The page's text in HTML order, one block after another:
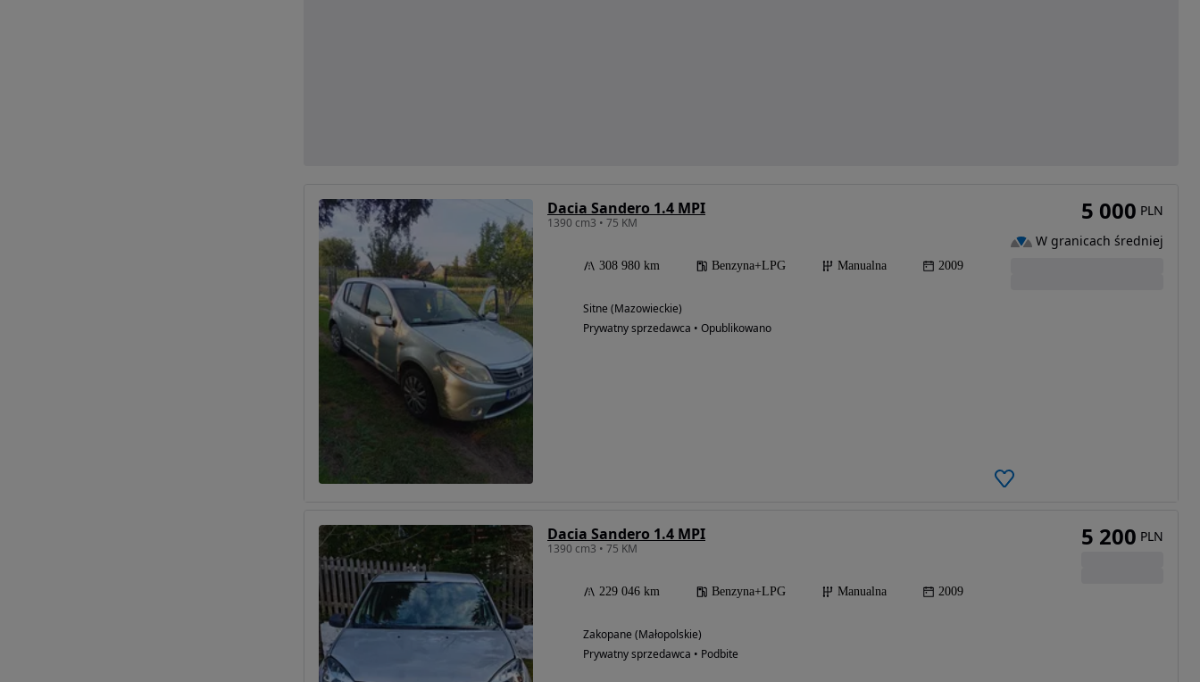
Dacia Sandero 1.4 MPI
1390 cm3 • 75 KM
308 980 km Benzyna+LPG Manualna 2009
Sitne (Mazowieckie)
Prywatny sprzedawca • Opublikowano
5 000 PLN
W granicach średniej
Dacia Sandero 1.4 MPI
1390 cm3 • 75 KM
229 046 km Benzyna+LPG Manualna 2009
Zakopane (Małopolskie)
Prywatny sprzedawca • Podbite
5 200 PLN